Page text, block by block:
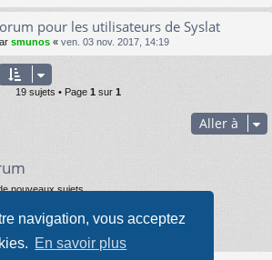
navigation, vous acceptez
En savoir plus
pour les utilisateurs de Syslat
smunos « ven. 03 nov. 2017, 14:19
19 sujets • Page 1 sur 1
Aller à
nouveaux sujets
vos messages
vos messages
fichiers